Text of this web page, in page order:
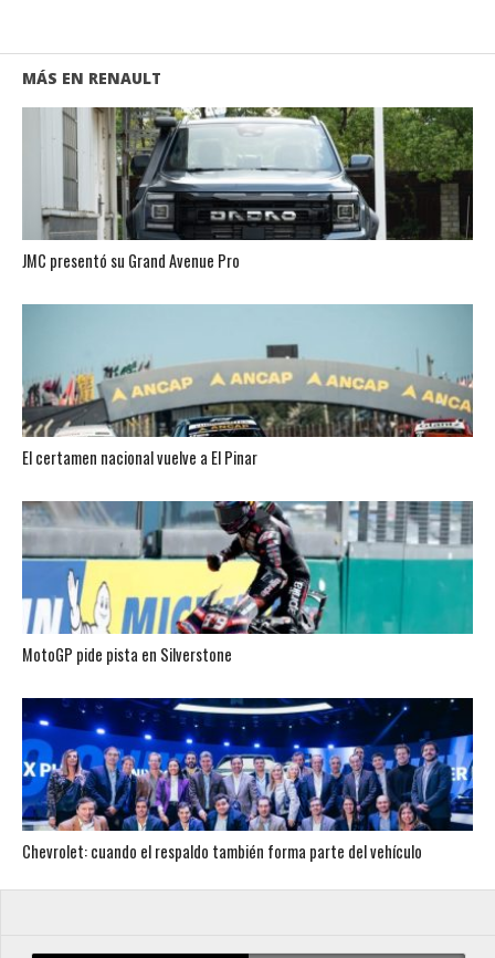
MÁS EN RENAULT
JMC presentó su Grand Avenue Pro
El certamen nacional vuelve a El Pinar
MotoGP pide pista en Silverstone
Chevrolet: cuando el respaldo también forma parte del vehículo